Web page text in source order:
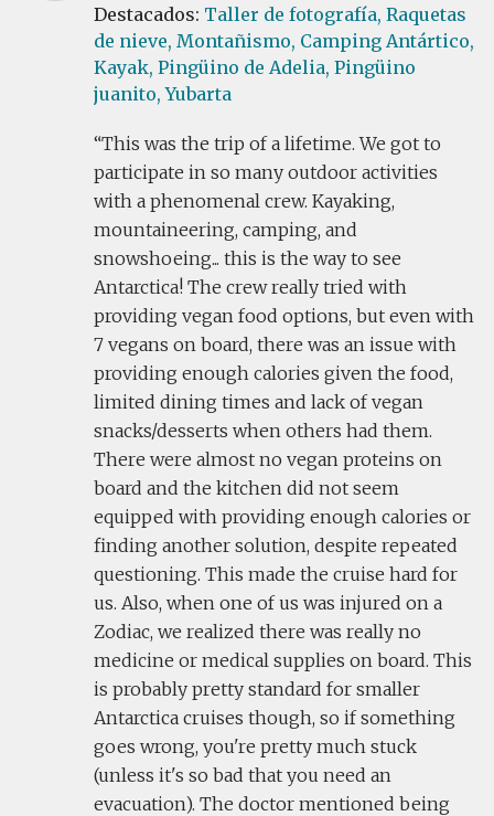
Destacados: Taller de fotografía, Raquetas
de nieve, Montañismo, Camping Antártico,
Kayak, Pingüino de Adelia, Pingüino
juanito, Yubarta
This was the trip of a lifetime. We got to
participate in so many outdoor activities
with a phenomenal crew. Kayaking,
mountaineering, camping, and
snowshoeing... this is the way to see
Antarctica! The crew really tried with
providing vegan food options, but even with
7 vegans on board, there was an issue with
providing enough calories given the food,
limited dining times and lack of vegan
snacks/desserts when others had them.
There were almost no vegan proteins on
board and the kitchen did not seem
equipped with providing enough calories or
finding another solution, despite repeated
questioning. This made the cruise hard for
us. Also, when one of us was injured on a
Zodiac, we realized there was really no
medicine or medical supplies on board. This
is probably pretty standard for smaller
Antarctica cruises though, so if something
goes wrong, you're pretty much stuck
(unless it's so bad that you need an
evacuation). The doctor mentioned being